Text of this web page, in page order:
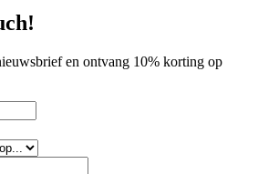
en ontvang 10% korting op